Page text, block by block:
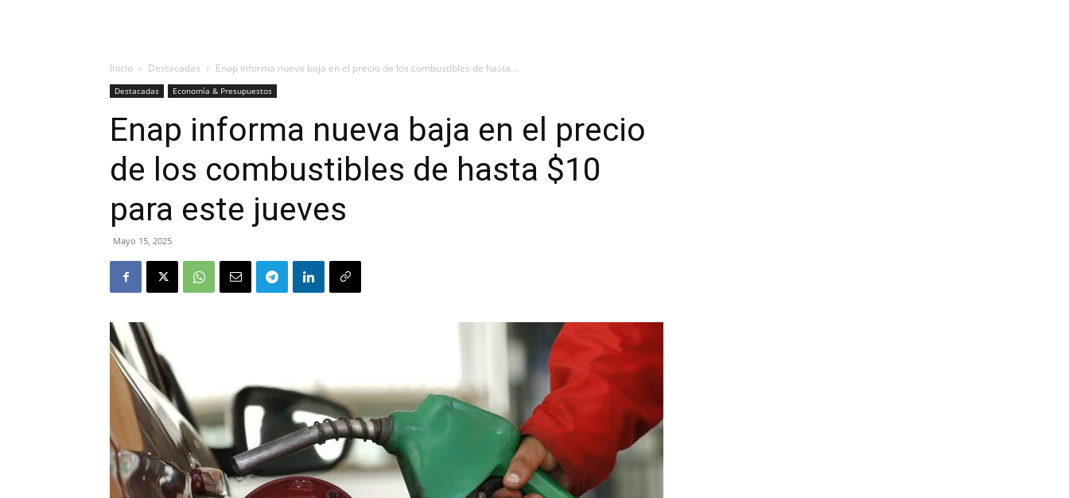
Inicio Destacadas Enap informa nueva baja en el precio de los combustibles de hasta...
Destacadas Economía & Presupuestos
Enap informa nueva baja en el precio
de los combustibles de hasta $10
para este jueves
Mayo 15, 2025